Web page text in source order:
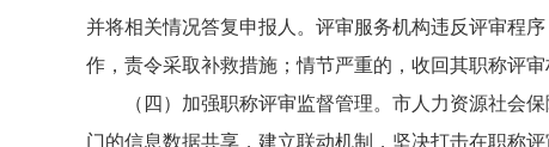
并将相关情况答复申报人。评审服务机构违反评审程
作，责令采取补救措施；情节严重的，收回其职称评审
（四）加强职称评审监督管理。市人力资源社会
门的信息数据共享，建立联动机制，坚决打击在职称